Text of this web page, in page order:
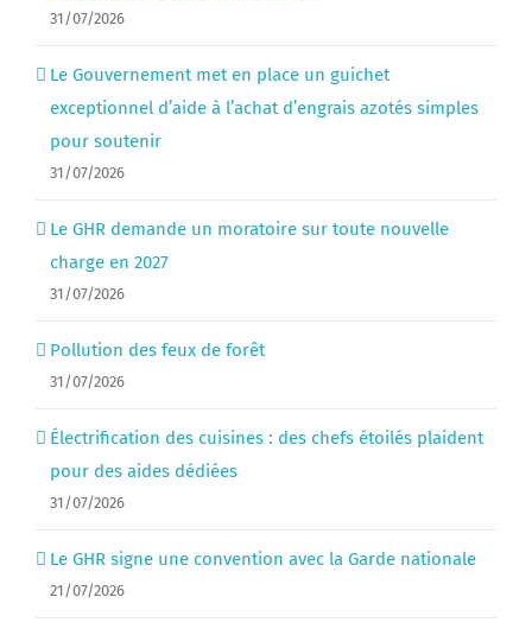
31/07/2026
Le Gouvernement met en place un guichet
exceptionnel d’aide à l’achat d’engrais azotés simples
pour soutenir
31/07/2026
Le GHR demande un moratoire sur toute nouvelle
charge en 2027
31/07/2026
Pollution des feux de forêt
31/07/2026
Électrification des cuisines : des chefs étoilés plaident
pour des aides dédiées
31/07/2026
Le GHR signe une convention avec la Garde nationale
21/07/2026